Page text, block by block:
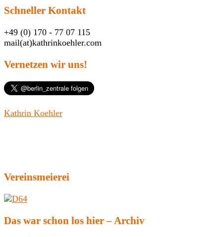
Schneller Kontakt
+49 (0) 170 - 77 07 115
mail(at)kathrinkoehler.com
Vernetzen wir uns!
Kathrin Koehler
Vereinsmeierei
Das war schon los hier – Archiv